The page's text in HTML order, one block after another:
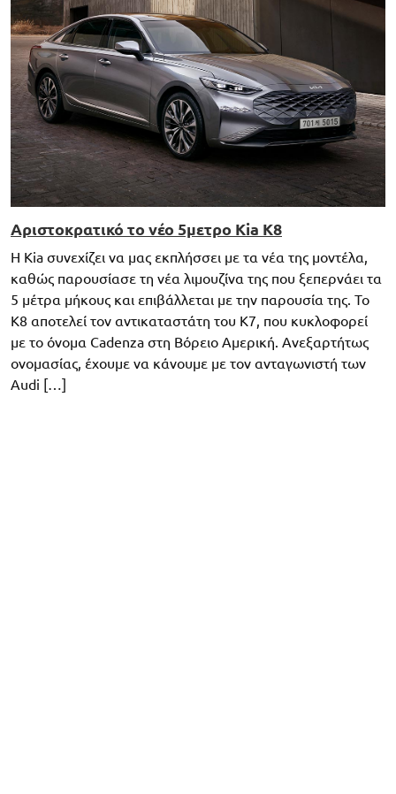
Αριστοκρατικό το νέο 5μετρο Kia K8
Η Kia συνεχίζει να μας εκπλήσσει με τα νέα της μοντέλα,
καθώς παρουσίασε τη νέα λιμουζίνα της που ξεπερνάει τα
5 μέτρα μήκους και επιβάλλεται με την παρουσία της. Το
K8 αποτελεί τον αντικαταστάτη του K7, που κυκλοφορεί
με το όνομα Cadenza στη Βόρειο Αμερική. Ανεξαρτήτως
ονομασίας, έχουμε να κάνουμε με τον ανταγωνιστή των
Audi […]